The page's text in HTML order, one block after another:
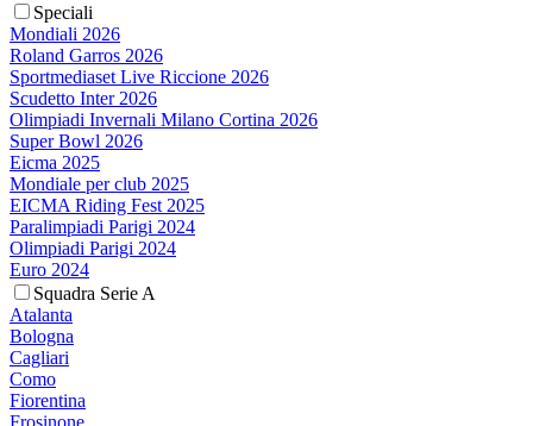
Speciali
Mondiali 2026
Roland Garros 2026
Sportmediaset Live Riccione 2026
Scudetto Inter 2026
Olimpiadi Invernali Milano Cortina 2026
Super Bowl 2026
Eicma 2025
Mondiale per club 2025
EICMA Riding Fest 2025
Paralimpiadi Parigi 2024
Olimpiadi Parigi 2024
Euro 2024
Squadra Serie A
Atalanta
Bologna
Cagliari
Como
Fiorentina
Frosinone